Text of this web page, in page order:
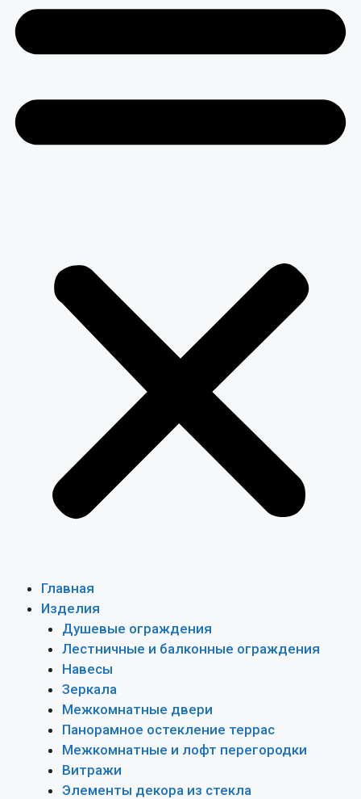
Главная
Изделия
Душевые ограждения
Лестничные и балконные ограждения
Навесы
Зеркала
Межкомнатные двери
Панорамное остекление террас
Межкомнатные и лофт перегородки
Витражи
Элементы декора из стекла